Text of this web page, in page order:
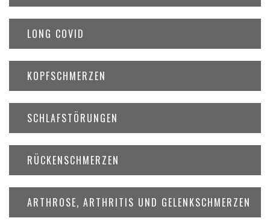
LONG COVID
KOPFSCHMERZEN
SCHLAFSTÖRUNGEN
RÜCKENSCHMERZEN
ARTHROSE, ARTHRITIS UND GELENKSCHMERZEN